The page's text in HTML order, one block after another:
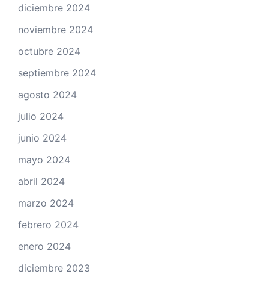
diciembre 2024
noviembre 2024
octubre 2024
septiembre 2024
agosto 2024
julio 2024
junio 2024
mayo 2024
abril 2024
marzo 2024
febrero 2024
enero 2024
diciembre 2023